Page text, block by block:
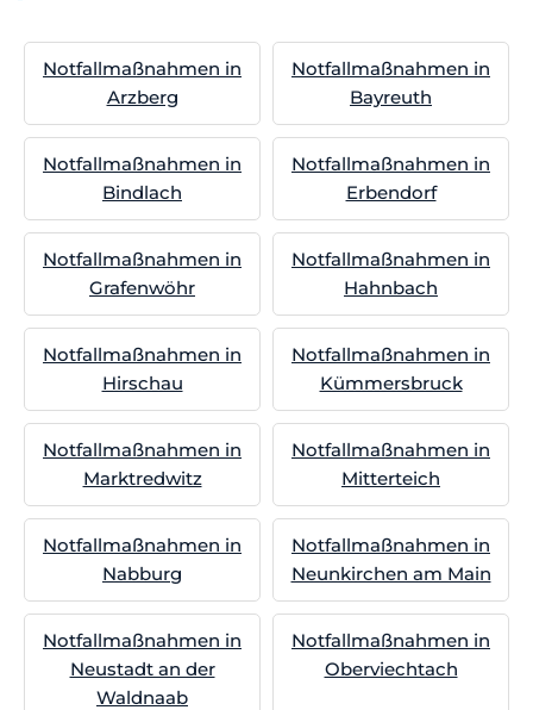
Notfallmaßnahmen in
Arzberg
Notfallmaßnahmen in
Bayreuth
Notfallmaßnahmen in
Bindlach
Notfallmaßnahmen in
Erbendorf
Notfallmaßnahmen in
Grafenwöhr
Notfallmaßnahmen in
Hahnbach
Notfallmaßnahmen in
Hirschau
Notfallmaßnahmen in
Kümmersbruck
Notfallmaßnahmen in
Marktredwitz
Notfallmaßnahmen in
Mitterteich
Notfallmaßnahmen in
Nabburg
Notfallmaßnahmen in
Neunkirchen am Main
Notfallmaßnahmen in
Neustadt an der
Waldnaab
Notfallmaßnahmen in
Oberviechtach